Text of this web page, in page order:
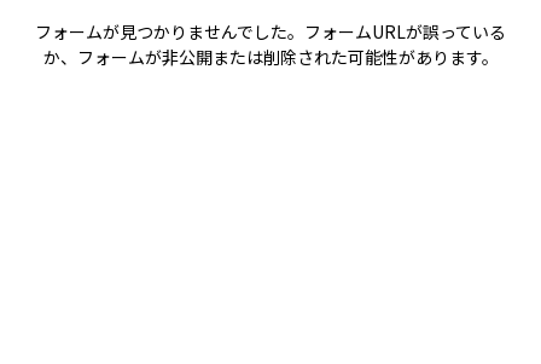
フォームが見つかりませんでした。フォームURLが誤っている
か、フォームが非公開または削除された可能性があります。